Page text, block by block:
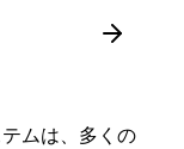
ムは、多くの